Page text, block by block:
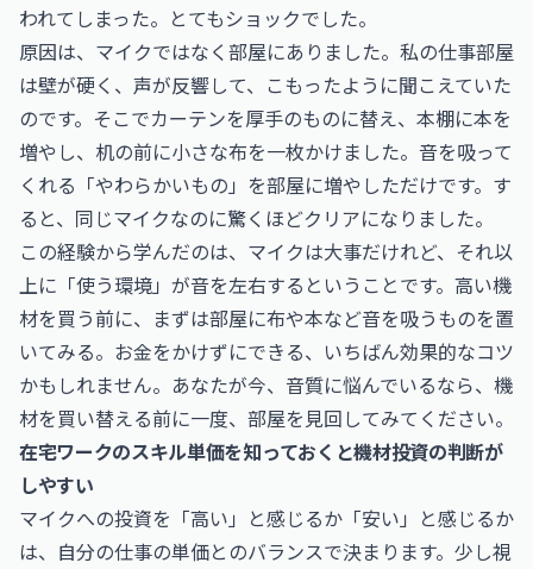
われてしまった。とてもショックでした。
原因は、マイクではなく部屋にありました。私の仕事部屋
は壁が硬く、声が反響して、こもったように聞こえていた
のです。そこでカーテンを厚手のものに替え、本棚に本を
増やし、机の前に小さな布を一枚かけました。音を吸って
くれる「やわらかいもの」を部屋に増やしただけです。す
ると、同じマイクなのに驚くほどクリアになりました。
この経験から学んだのは、マイクは大事だけれど、それ以
上に「使う環境」が音を左右するということです。高い機
材を買う前に、まずは部屋に布や本など音を吸うものを置
いてみる。お金をかけずにできる、いちばん効果的なコツ
かもしれません。あなたが今、音質に悩んでいるなら、機
材を買い替える前に一度、部屋を見回してみてください。
在宅ワークのスキル単価を知っておくと機材投資の判断が
しやすい
マイクへの投資を「高い」と感じるか「安い」と感じるか
は、自分の仕事の単価とのバランスで決まります。少し視